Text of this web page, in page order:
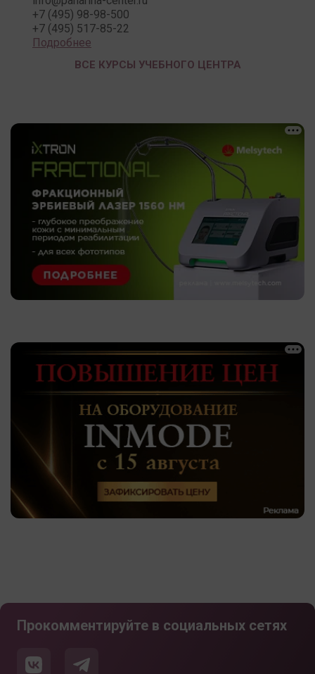
+7 (495) 98-98-500
+7 (495) 517-85-22
Подробнее
ВСЕ КУРСЫ УЧЕБНОГО ЦЕНТРА
Прокомментируйте в социальных сетях